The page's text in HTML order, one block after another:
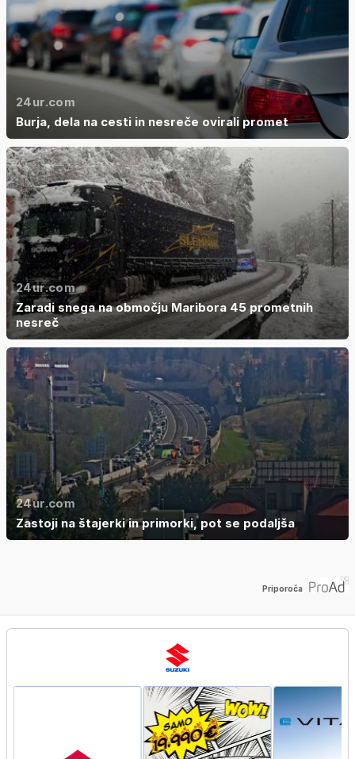
24ur.com
Burja, dela na cesti in nesreče ovirali promet
24ur.com
Zaradi snega na območju Maribora 45 prometnih
nesreč
24ur.com
Zastoji na štajerki in primorki, pot se podaljša
Priporoča